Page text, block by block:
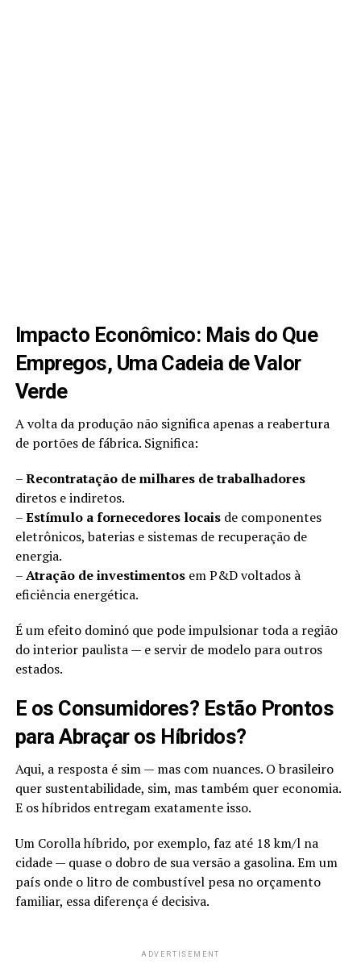
Impacto Econômico: Mais do Que
Empregos, Uma Cadeia de Valor
Verde
A volta da produção não significa apenas a reabertura
de portões de fábrica. Significa:
–Recontratação de milhares de trabalhadores
diretos e indiretos.
–Estímulo a fornecedores locaisde componentes
eletrônicos, baterias e sistemas de recuperação de
energia.
–Atração de investimentosem P&D voltados à
eficiência energética.
É um efeito dominó que pode impulsionar toda a região
do interior paulista — e servir de modelo para outros
estados.
E os Consumidores? Estão Prontos
para Abraçar os Híbridos?
Aqui, a resposta é sim — mas com nuances. O brasileiro
quer sustentabilidade, sim, mas também quer economia.
E os híbridos entregam exatamente isso.
Um Corolla híbrido, por exemplo, faz até 18 km/l na
cidade — quase o dobro de sua versão a gasolina. Em um
país onde o litro de combustível pesa no orçamento
familiar, essa diferença é decisiva.
ADVERTISEMENT